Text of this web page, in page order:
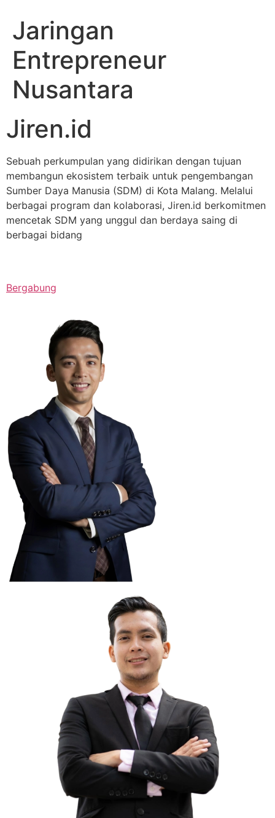
Jaringan
Entrepreneur
Nusantara
Jiren.id
Sebuah perkumpulan yang didirikan dengan tujuan
membangun ekosistem terbaik untuk pengembangan
Sumber Daya Manusia (SDM) di Kota Malang. Melalui
berbagai program dan kolaborasi, Jiren.id berkomitmen
mencetak SDM yang unggul dan berdaya saing di
berbagai bidang
Bergabung